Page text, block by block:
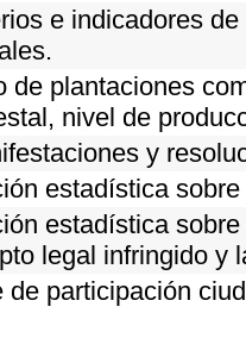
e indicadores
de plantaciones
nivel de
y
estadística
estadística
legal infringido y
participación